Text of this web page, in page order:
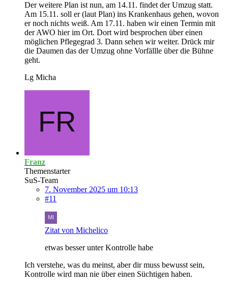
Der weitere Plan ist nun, am 14.11. findet der Umzug statt.
Am 15.11. soll er (laut Plan) ins Krankenhaus gehen, wovon
er noch nichts weiß. Am 17.11. haben wir einen Termin mit
der AWO hier im Ort. Dort wird besprochen über einen
möglichen Pflegegrad 3. Dann sehen wir weiter. Drück mir
die Daumen das der Umzug ohne Vorfällle über die Bühne
geht.
Lg Micha
Franz
Themenstarter
SuS-Team
7. November 2025 um 10:13
#11
Zitat von Michelico
etwas besser unter Kontrolle habe
Ich verstehe, was du meinst, aber dir muss bewusst sein,
Kontrolle wird man nie über einen Süchtigen haben.